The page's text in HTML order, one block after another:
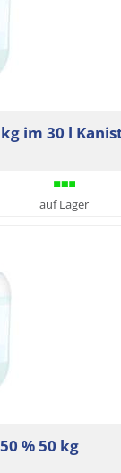
im 30 l
auf Lager
% 50 kg